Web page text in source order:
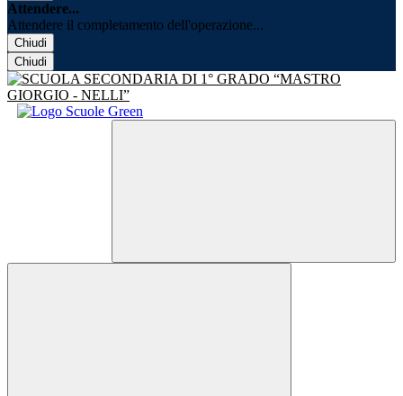
Attendere...
Attendere il completamento dell'operazione...
Chiudi
Chiudi